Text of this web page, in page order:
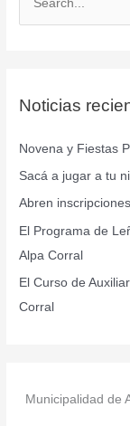
a
p
o
r
:
Noticias
Novena y Fiestas
Sacá a jugar a tu
Abren
El Programa de
Alpa Corral
El Curso de
Corral
Municipalidad de